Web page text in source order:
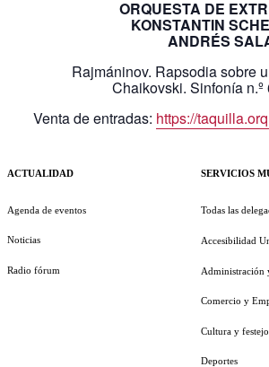
ORQUESTA DE
KONSTANTIN
ANDRÉS
Rajmáninov. Rapsodia sobre
Chaikovski. Sinfonía n.º
Venta de entradas: https://
ACTUALIDAD
Agenda de eventos
Noticias
Radio fórum
SERVICIOS
Todas las
Accesibilidad
Administración
Comercio y
Cultura y
Deportes